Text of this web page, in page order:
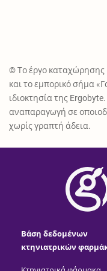
© Το έργο καταχώρησης
και το εμπορικό σήμα
ιδιοκτησία της
αναπαραγωγή σε
χωρίς γραπτή άδεια.
Βάση δεδομένων
κτηνιατρικών